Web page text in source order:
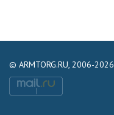
© ARMTORG.RU, 2006-2026